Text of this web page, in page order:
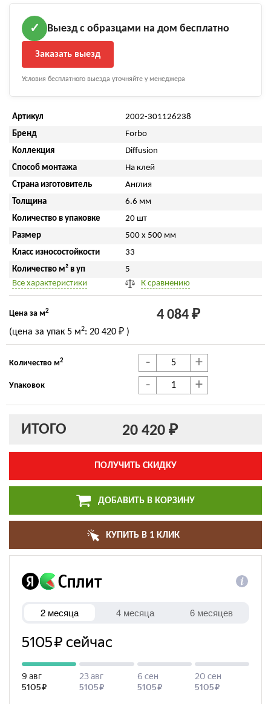
✓ Выезд с образцами на дом бесплатно
Заказать выезд
Условия бесплатного выезда уточняйте у менеджера
Артикул
2002-301126238
Бренд
Forbo
Коллекция
Diffusion
Способ монтажа
На клей
Страна изготовитель
Англия
Толщина
6.6 мм
Количество в упаковке
20 шт
Размер
500 x 500 мм
Класс износостойкости
33
Количество м² в уп
5
Все характеристики
К сравнению
Цена за м2 4 084 ₽
(цена за упак 5 м2: 20 420 ₽ )
Количество м2 - +
Упаковок - +
ИТОГО 20 420 ₽
ПОЛУЧИТЬ СКИДКУ
ДОБАВИТЬ В КОРЗИНУ
КУПИТЬ В 1 КЛИК